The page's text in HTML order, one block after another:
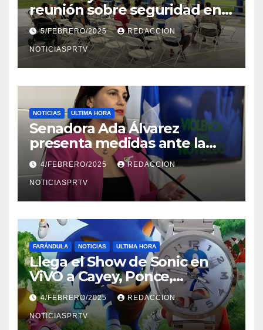
reunión sobre seguridad en
Reparto Metropolitano
5/FEBRERO/2025 REDACCION
NOTICIASPRTV
NOTICIAS ULTIMA HORA
Senadora Ada Álvarez
presenta medidas ante la
violencia en el noviazgo
4/FEBRERO/2025 REDACCION
NOTICIASPRTV
FARÁNDULA NOTICIAS ULTIMA HORA
Llega el Show de Sonic en
ViVO a Cayey, Ponce,
Barceloneta y Humacao,
Relojes gratis para el que
compre ahora….
4/FEBRERO/2025 REDACCION
NOTICIASPRTV